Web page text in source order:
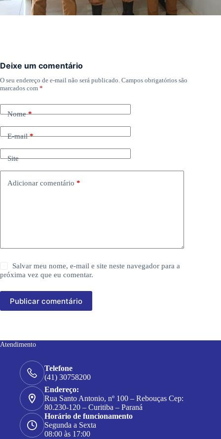
Deixe um comentário
O seu endereço de e-mail não será publicado. Campos obrigatórios são
marcados com *
Nome*
E-mail*
Site
Adicionar comentário *
Salvar meu nome, e-mail e site neste navegador para a
próxima vez que eu comentar.
Publicar comentário
Atendimento
Telefone
(41) 30758200
Endereço:
Rua Santo Antonio, nº 100 – Rebouças Cep:
80.230-120 – Curitiba – Paraná
Horário de funcionamento
Segunda a Sexta
08:00 às 17:00